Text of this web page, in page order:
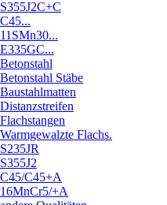
S355J2C+C
C45...
11SMn30...
E335GC...
Betonstahl
Betonstahl Stäbe
Baustahlmatten
Distanzstreifen
Flachstangen
Warmgewalzte Flachs.
S235JR
S355J2
C45/C45+A
16MnCr5/+A